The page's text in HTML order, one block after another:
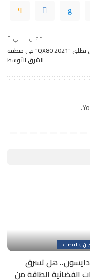
المقال التالي
إنفينيتي تطلق “QX80 2021” في منطقة
الشرق الأوسط
والفضاء
هل تسرق
الفضائية الطاقة من